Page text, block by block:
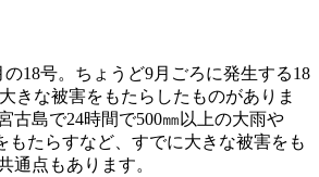
18号。ちょうど9月ごろに発生する18
きな被害をもたらしたものがありま
古島で24時間で500㎜以上の大雨や
もたらすなど、すでに大きな被害をも
通点もあります。